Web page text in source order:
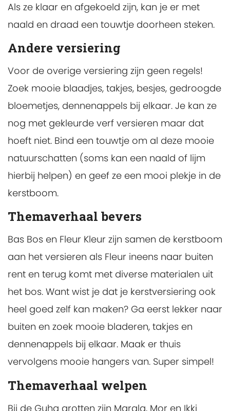
Als ze klaar en afgekoeld zijn, kan je er met
naald en draad een touwtje doorheen steken.
Andere versiering
Voor de overige versiering zijn geen regels!
Zoek mooie blaadjes, takjes, besjes, gedroogde
bloemetjes, dennenappels bij elkaar. Je kan ze
nog met gekleurde verf versieren maar dat
hoeft niet. Bind een touwtje om al deze mooie
natuurschatten (soms kan een naald of lijm
hierbij helpen) en geef ze een mooi plekje in de
kerstboom.
Themaverhaal bevers
Bas Bos en Fleur Kleur zijn samen de kerstboom
aan het versieren als Fleur ineens naar buiten
rent en terug komt met diverse materialen uit
het bos. Want wist je dat je kerstversiering ook
heel goed zelf kan maken? Ga eerst lekker naar
buiten en zoek mooie bladeren, takjes en
dennenappels bij elkaar. Maak er thuis
vervolgens mooie hangers van. Super simpel!
Themaverhaal welpen
Bij de Guha grotten zijn Marala, Mor en Ikki